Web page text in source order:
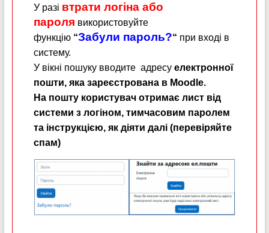
У разі втрати логіна або
пароля використовуйте
функцію “Забули пароль?“ при вході в
систему.
У вікні пошуку вводите адресу електронної
пошти, яка зареєстрована в Moodle.
На пошту користувач отримає лист від
системи з логіном, тимчасовим паролем
та інструкцією, як діяти далі (перевіряйте
спам)